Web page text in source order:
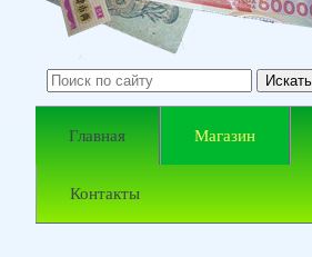
Главная Магазин
Контакты